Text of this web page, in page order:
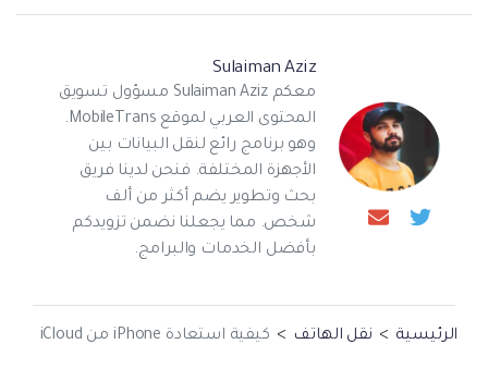
Sulaiman Aziz
معكم Sulaiman Aziz مسؤول تسويق
المحتوى العربي لموقع MobileTrans.
وهو برنامج رائع لنقل البيانات بين
الأجهزة المختلفة. فنحن لدينا فريق
بحث وتطوير يضم أكثر من ألف
شخص. مما يجعلنا نضمن تزويدكم
بأفضل الخدمات والبرامج.
الرئيسية > نقل الهاتف > كيفية استعادة iPhone من iCloud